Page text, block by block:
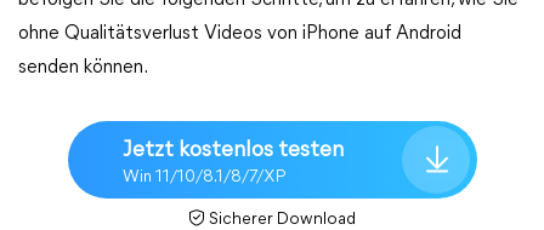
ohne Qualitätsverlust Videos von iPhone auf Android
senden können.
Jetzt kostenlos testen
Win 11/10/8.1/8/7/XP
Sicherer Download